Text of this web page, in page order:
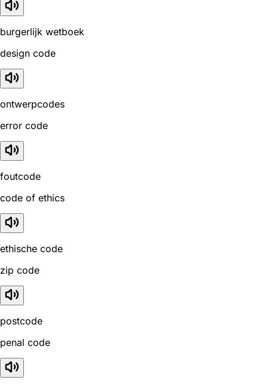
burgerlijk wetboek
design code
ontwerpcodes
error code
foutcode
code of ethics
ethische code
zip code
postcode
penal code